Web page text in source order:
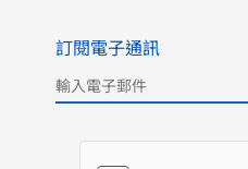
訂閱電子通訊